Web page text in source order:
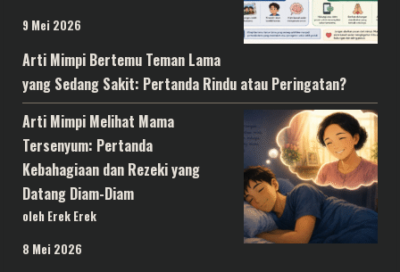
9 Mei 2026
Arti Mimpi Bertemu Teman Lama
yang Sedang Sakit: Pertanda Rindu atau Peringatan?
Arti Mimpi Melihat Mama
Tersenyum: Pertanda
Kebahagiaan dan Rezeki yang
Datang Diam-Diam
oleh Erek Erek
8 Mei 2026